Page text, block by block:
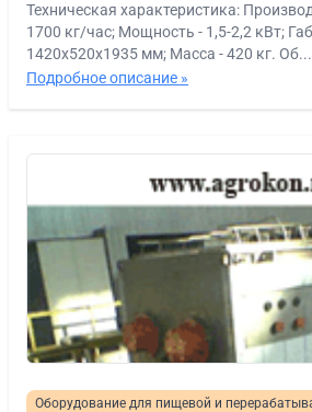
Техническая характеристика:
1700 кг/час; Мощность - 1,5-2,2 кВт;
1420х520х1935 мм; Масса - 420 кг. Об...
Подробное описание »
Оборудование для пищевой и